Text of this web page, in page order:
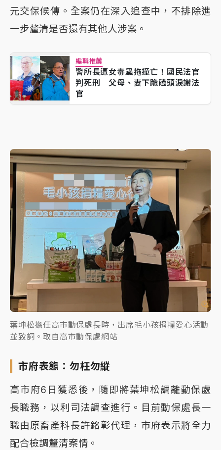
元交保候傳。全案仍在深入追查中，不排除進
一步釐清是否還有其他人涉案。
編輯推薦
警所長遭女毒蟲拖撞亡！國民法官
判死刑 父母、妻下跪磕頭淚謝法
官
葉坤松擔任高市動保處長時，出席毛小孩捐糧愛心活動
並致詞。取自高市動保處網站
市府表態：勿枉勿縱
高市府6日獲悉後，隨即將葉坤松調離動保處
長職務，以利司法調查進行。目前動保處長一
職由原畜產科長許銘彰代理，市府表示將全力
配合檢調釐清案情。